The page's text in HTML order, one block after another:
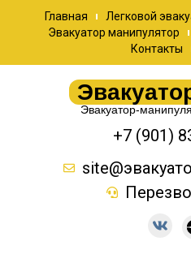
Главная Легковой
Эвакуатор манипулятор
Контакты
Эвакуатор-
+7 (901)